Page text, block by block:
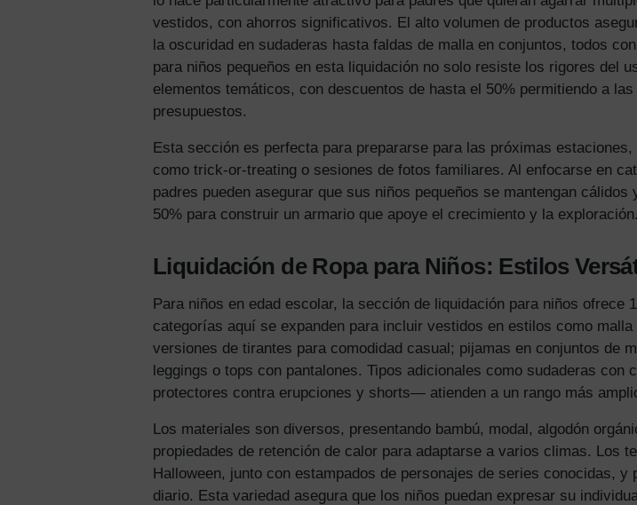
vestidos, con ahorros significativos. El alto volumen de productos
la oscuridad en sudaderas hasta faldas de malla en conjuntos, todos
para niños pequeños en esta liquidación no solo resiste los rigores del
elementos temáticos, con descuentos de hasta el 50% permitiendo a
presupuestos.
Esta sección es perfecta para prepararse para las próximas
como trick-or-treating o sesiones de fotos familiares. Al enfocarse en
padres pueden asegurar que sus niños pequeños se mantengan
50% para construir un armario que apoye el crecimiento y la exploración.
Liquidación de Ropa para Niños: Estilos
Para niños en edad escolar, la sección de liquidación para niños ofrece
categorías aquí se expanden para incluir vestidos en estilos como
versiones de tirantes para comodidad casual; pijamas en conjuntos de
leggings o tops con pantalones. Tipos adicionales como sudaderas
protectores contra erupciones y shorts— atienden a un rango más
Los materiales son diversos, presentando bambú, modal, algodón
propiedades de retención de calor para adaptarse a varios climas. Los
Halloween, junto con estampados de personajes de series conocidas,
diario. Esta variedad asegura que los niños puedan expresar su